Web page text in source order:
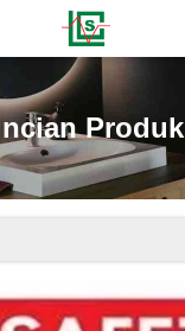
Produk